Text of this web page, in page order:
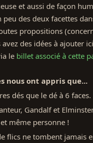
et aussi de façon
des deux facettes
propositions
des idées à ajouter
le billet associé à cette
nous ont appris que...
dés que le dé à 6 faces.
Gandalf et
même personne !
flics ne tombent jamais